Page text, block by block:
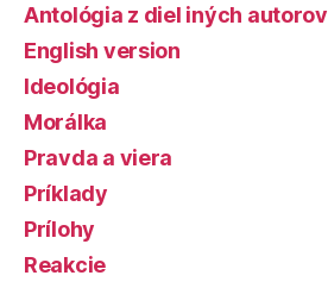
Antológia z diel iných autorov
English version
Ideológia
Morálka
Pravda a viera
Príklady
Prílohy
Reakcie